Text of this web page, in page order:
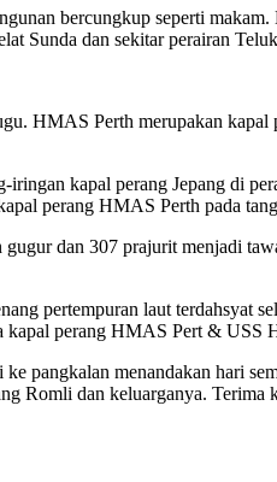
bercungkup seperti
Sunda dan sekitar perairan
HMAS Perth merupakan
kapal perang Jepang di
perang HMAS Perth pada
dan 307 prajurit menjadi
pertempuran laut
perang HMAS Pert & USS
pangkalan menandakan hari
Romli dan keluarganya. Terima